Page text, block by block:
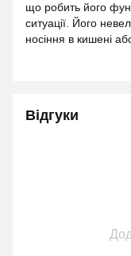
що робить його
ситуації. Його
носіння в кишені
Відгуки